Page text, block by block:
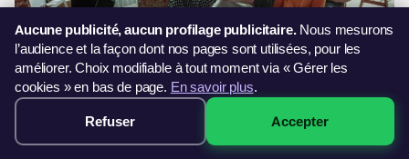
299€ · Voir les sessions →
Aucune publicité, aucun profilage publicitaire.Nous mesurons
l’audience et la façon dont nos pages sont utilisées, pour les
améliorer. Choix modifiable à tout moment via « Gérer les
cookies » en bas de page. En savoir plus.
Refuser Accepter